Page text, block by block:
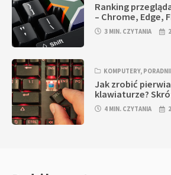
Ranking
– Chrome, Edge,
3 MIN. CZYTANIA
KOMPUTERY,
Jak zrobić
klawiaturze?
4 MIN. CZYTANIA